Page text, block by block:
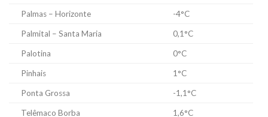
Palmas – Horizonte -4°C
Palmital – Santa Maria 0,1°C
Palotina 0°C
Pinhais 1°C
Ponta Grossa -1,1°C
Telêmaco Borba 1,6°C